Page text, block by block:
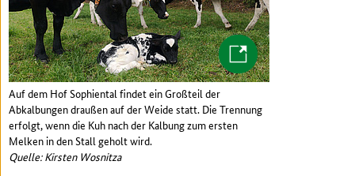
Auf dem Hof Sophiental findet ein Großteil der
Abkalbungen draußen auf der Weide statt. Die Trennung
erfolgt, wenn die Kuh nach der Kalbung zum ersten
Melken in den Stall geholt wird.
Quelle: Kirsten Wosnitza